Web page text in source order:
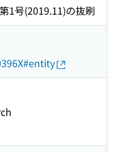
1号(2019.11)の抜刷